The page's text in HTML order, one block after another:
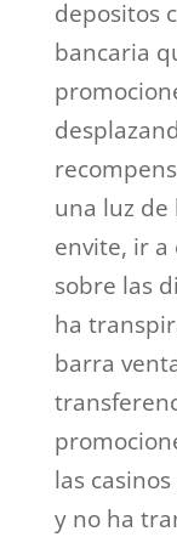
depositos
bancaria
una luz de
envite, ir
sobre las
ha
barra
las
y no ha